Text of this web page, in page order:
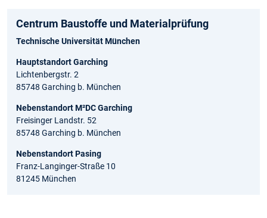
Centrum Baustoffe und Materialprüfung
Technische Universität München
Hauptstandort Garching
Lichtenbergstr. 2
85748 Garching b. München
Nebenstandort M²DC Garching
Freisinger Landstr. 52
85748 Garching b. München
Nebenstandort Pasing
Franz-Langinger-Straße 10
81245 München